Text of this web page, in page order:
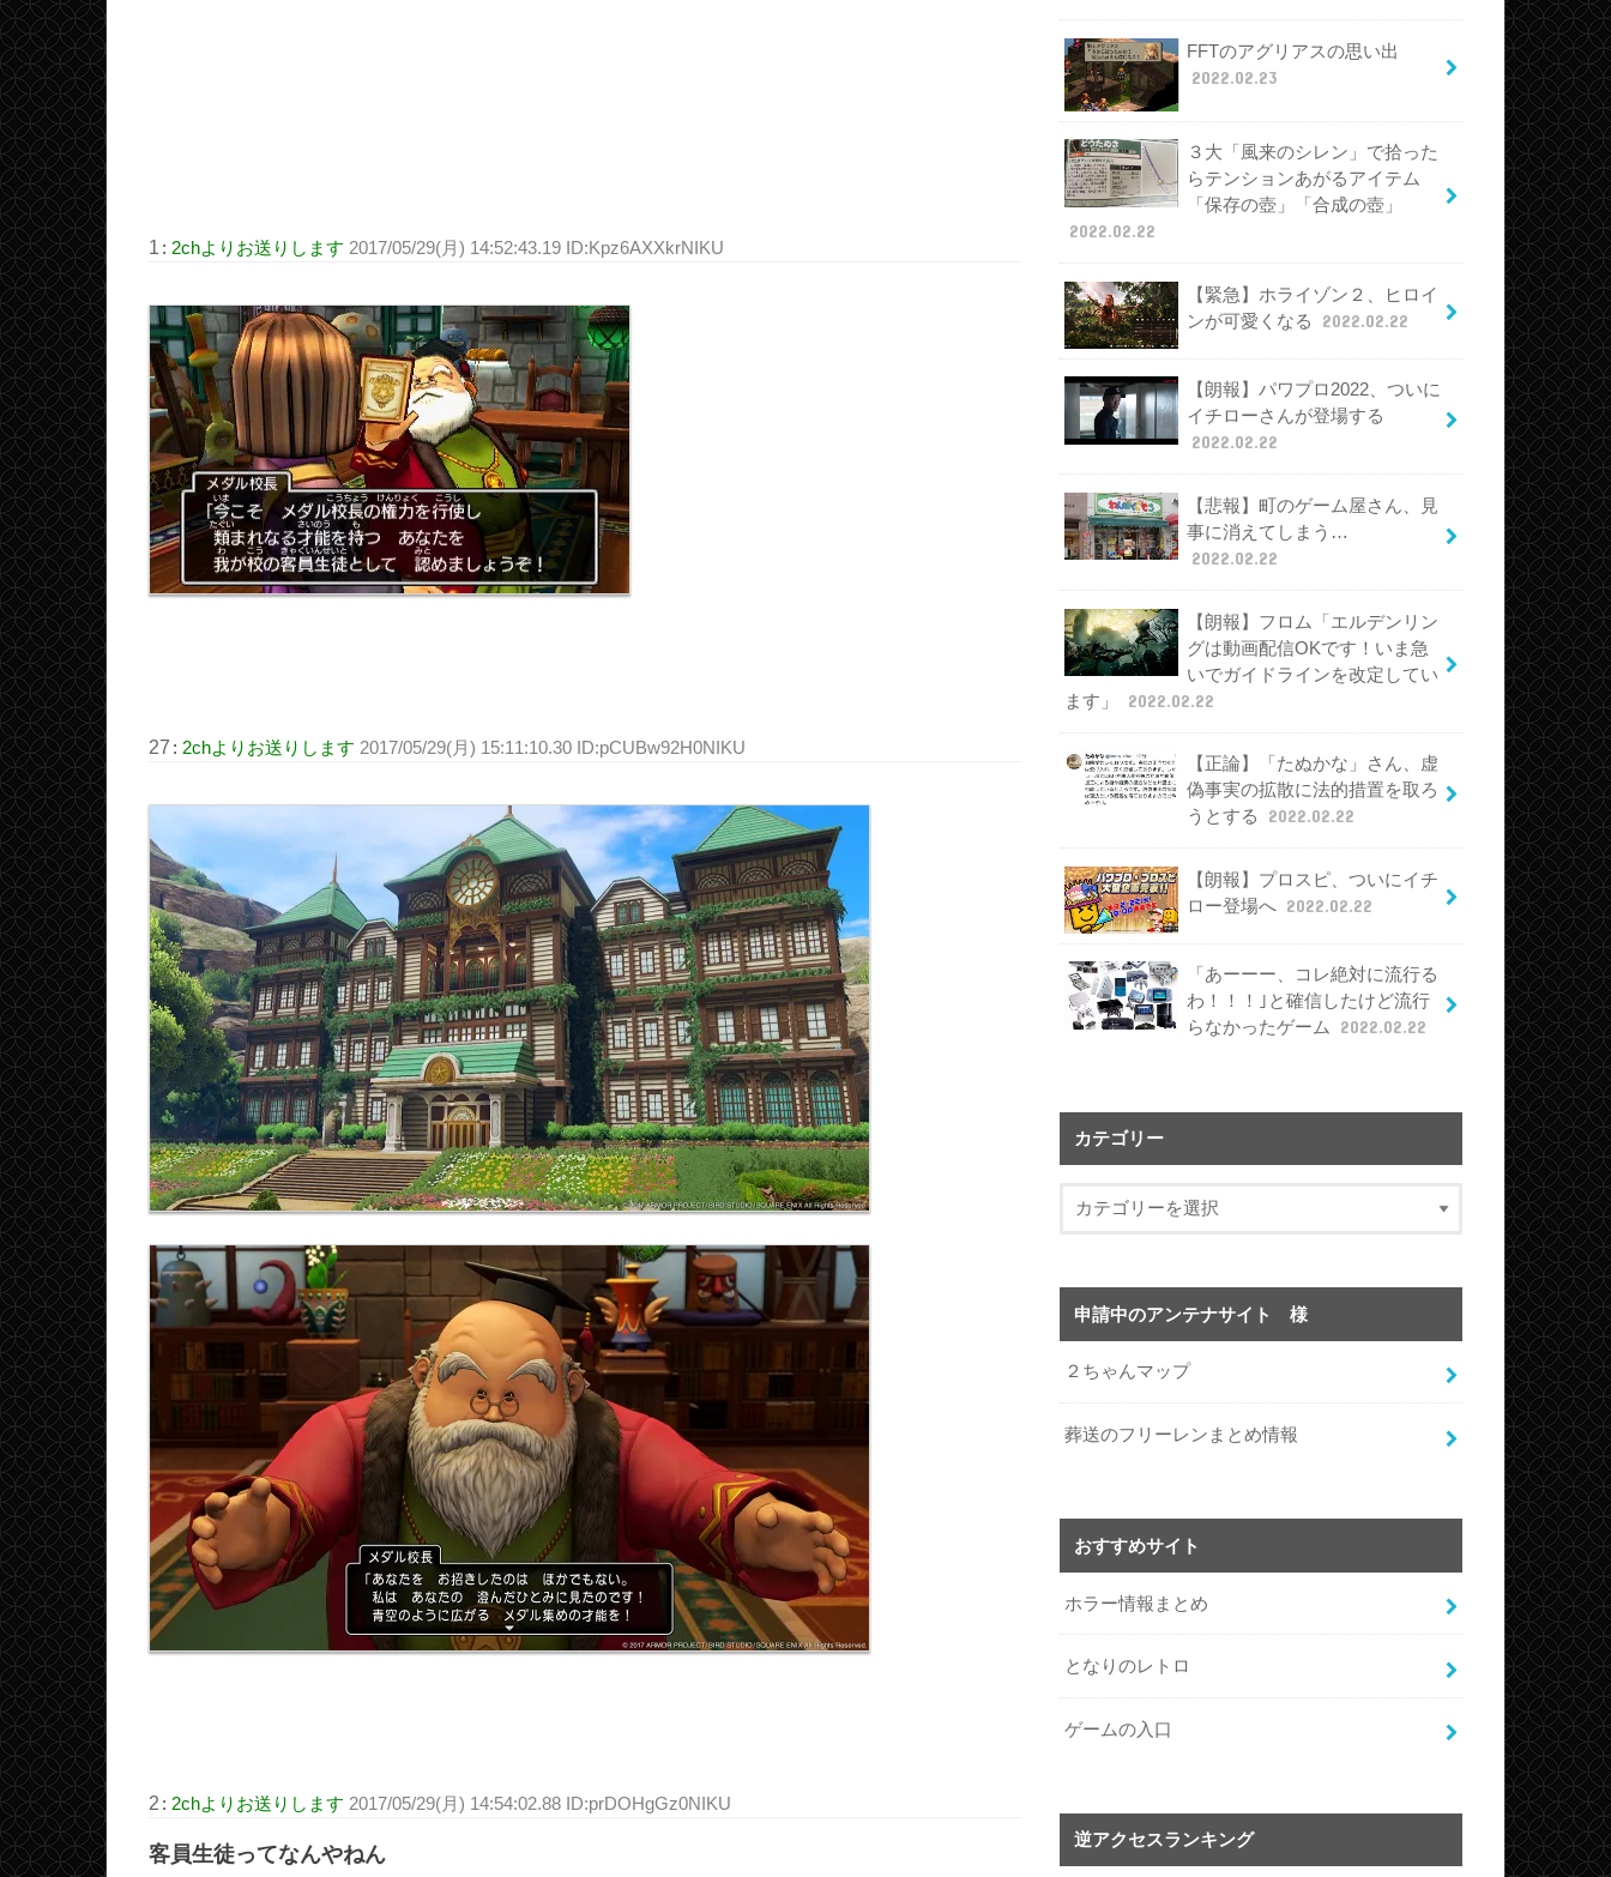
1 : 2chよりお送りします 2017/05/29(月) 14:52:43.19 ID:Kpz6AXXkrNIKU
27 : 2chよりお送りします 2017/05/29(月) 15:11:10.30 ID:pCUBw92H0NIKU
2 : 2chよりお送りします 2017/05/29(月) 14:54:02.88 ID:prDOHgGz0NIKU
客員生徒ってなんやねん
FFTのアグリアスの思い出
2022.02.23
３大「風来のシレン」で拾った
らテンションあがるアイテム
「保存の壺」「合成の壺」
2022.02.22
【緊急】ホライゾン２、ヒロイ
ンが可愛くなる
2022.02.22
【朗報】パワプロ2022、ついに
イチローさんが登場する
2022.02.22
【悲報】町のゲーム屋さん、見
事に消えてしまう…
2022.02.22
【朗報】フロム「エルデンリン
グは動画配信OKです！いま急
いでガイドラインを改定してい
ます」
2022.02.22
【正論】「たぬかな」さん、虚
偽事実の拡散に法的措置を取ろ
うとする
2022.02.22
【朗報】プロスピ、ついにイチ
ロー登場へ 2022.02.22
「あーーー、コレ絶対に流行る
わ！！！｣と確信したけど流行
らなかったゲーム
2022.02.22
カテゴリー
申請中のアンテナサイト 様
２ちゃんマップ
葬送のフリーレンまとめ情報
おすすめサイト
ホラー情報まとめ
となりのレトロ
ゲームの入口
逆アクセスランキング